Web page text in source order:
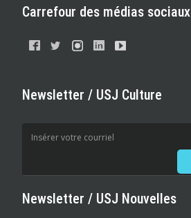
Carrefour des médias sociaux
Newsletter / USJ Culture
Newsletter / USJ Nouvelles